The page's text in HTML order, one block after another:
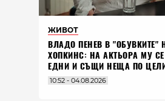
ЖИВОТ
ВЛАДO ПЕНЕВ В "ОБУВКИТЕ"
ХОПКИНС: НА АКТЬОРА МУ
ЕДНИ И СЪЩИ НЕЩА ПО
10:52 - 04.08.2026